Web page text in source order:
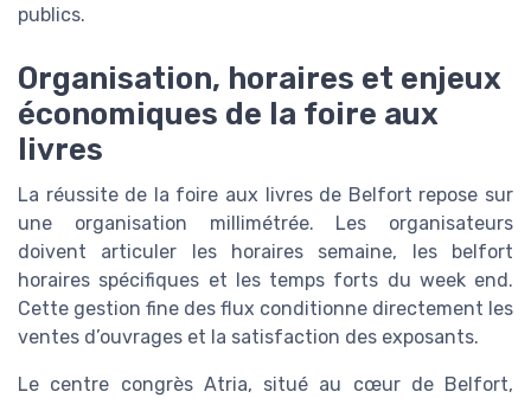
publics.
Organisation, horaires et enjeux
économiques de la foire aux
livres
La réussite de la foire aux livres de Belfort repose sur
une organisation millimétrée. Les organisateurs
doivent articuler les horaires semaine, les belfort
horaires spécifiques et les temps forts du week end.
Cette gestion fine des flux conditionne directement les
ventes d’ouvrages et la satisfaction des exposants.
Le centre congrès Atria, situé au cœur de Belfort,